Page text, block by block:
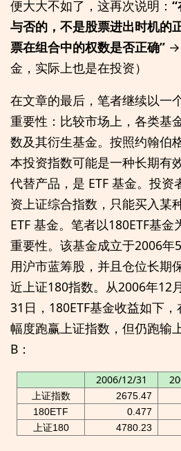
便大大不如了，这再次说明：
与否的，不是股票进出时机的
票在组合中的权数是否正确” →
金，实际上也是在投资）
在文章的最后，笔者继续以一
重要性：比较市场上，各类基
数及其衍生基金。按照约翰伯
本投资指数可能是一种长期有
代替产品，是 ETF 基金。投资
资上证综合指数，只能买入某
ETF 基金。笔者以180ETF基
重要性。该基金成立于2006年
用沪市蓝筹股，并且仓位长期
近上证180指数。从2006年12
31日，180ETF基金收益如下
幅度跑赢上证指数，但仍跑输
B：
2006/12/31
上证指数 2675.47
180ETF
0.477
上证180
4780.23